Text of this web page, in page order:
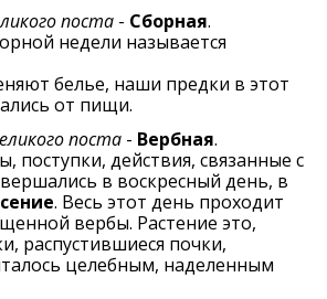
поста - Сборная.
недели называется
белье, наши предки в этот
от пищи.
поста - Вербная.
поступки, действия, связанные с
в воскресный день, в
. Весь этот день проходит
вербы. Растение это,
распустившиеся почки,
целебным, наделенным